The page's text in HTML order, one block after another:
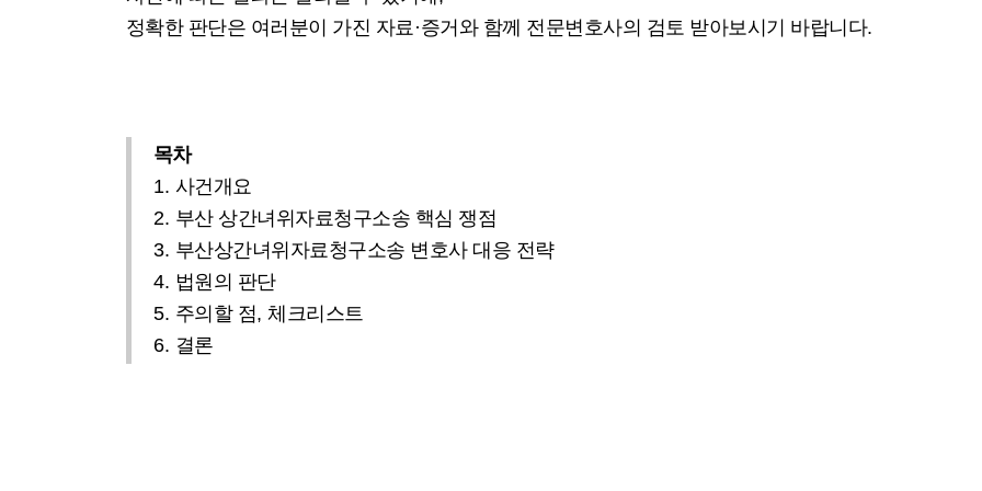
정확한 판단은 여러분이 가진 자료 ·증거와 함께 전문변호사의 검토 받아보시기 바랍니다.
목차
1. 사건개요
2. 부산 상간녀위자료청구소송 핵심 쟁점
3. 부산상간녀위자료청구소송 변호사 대응 전략
4. 법원의 판단
5. 주의할 점,체크리스트
6. 결론